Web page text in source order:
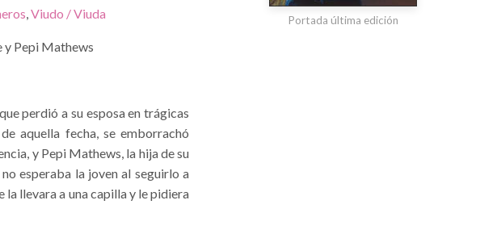
,Viudo / Viuda
y Pepi Mathews
perdió a su esposa en trágicas
aquella fecha, se emborrachó
y Pepi Mathews, la hija de su
esperaba la joven al seguirlo a
la llevara a una capilla y le pidiera
Portada última edición